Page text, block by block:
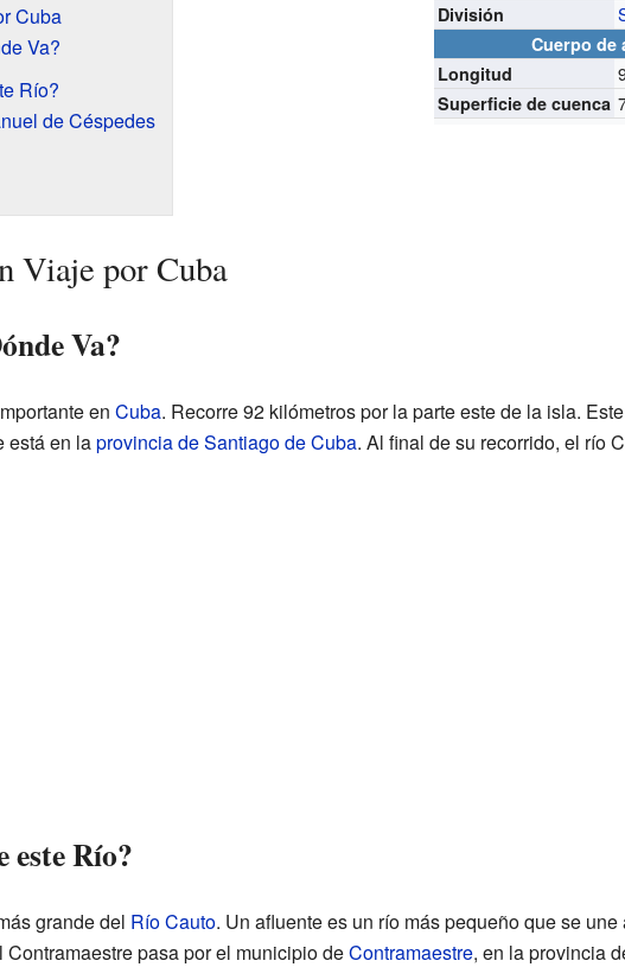
División
Cuerpo de
Longitud
Superficie de cuenca
Cuba
Va?
Río?
de Céspedes
Viaje por Cuba
Va?
en Cuba. Recorre 92 kilómetros por la parte este de la isla.
está en laprovincia de Santiago de Cuba. Al final de su recorrido, el río
este Río?
grande del Río Cauto. Un afluente es un río más pequeño que se une
pasa por el municipio deContramaestre, en la provincia